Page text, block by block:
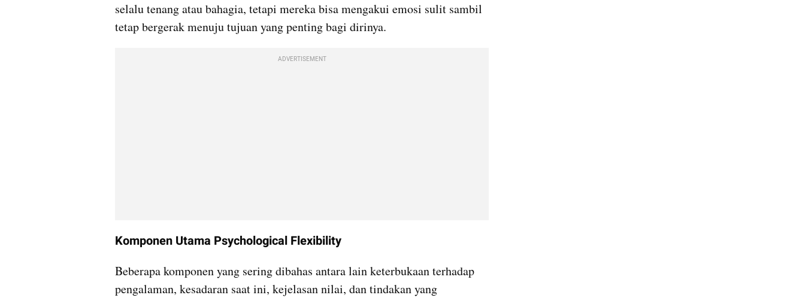
selalu tenang atau bahagia, tetapi mereka bisa mengakui emosi sulit sambil
tetap bergerak menuju tujuan yang penting bagi dirinya.
ADVERTISEMENT
Komponen Utama Psychological Flexibility
Beberapa komponen yang sering dibahas antara lain keterbukaan terhadap
pengalaman, kesadaran saat ini, kejelasan nilai, dan tindakan yang